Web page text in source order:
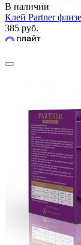
В наличии
Клей Partner
385 руб.